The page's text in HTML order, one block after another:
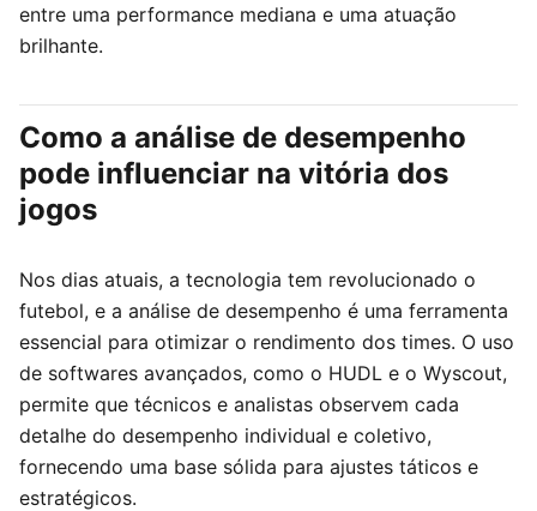
entre uma performance mediana e uma atuação
brilhante.
Como a análise de desempenho
pode influenciar na vitória dos
jogos
Nos dias atuais, a tecnologia tem revolucionado o
futebol, e a análise de desempenho é uma ferramenta
essencial para otimizar o rendimento dos times. O uso
de softwares avançados, como o HUDL e o Wyscout,
permite que técnicos e analistas observem cada
detalhe do desempenho individual e coletivo,
fornecendo uma base sólida para ajustes táticos e
estratégicos.